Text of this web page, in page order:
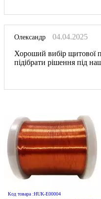
Олександр
04.04.2025
Хороший вибір щитової
підібрати рішення під
Код товара :HUK-E00004